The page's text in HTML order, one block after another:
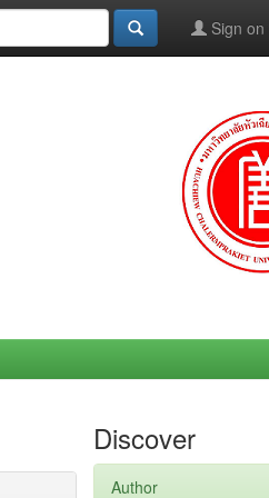
Sign on
Discover
Author